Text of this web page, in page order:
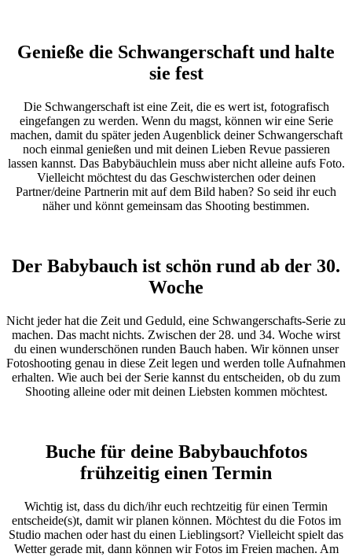
Genieße die Schwangerschaft und halte
sie fest
Die Schwangerschaft ist eine Zeit, die es wert ist, fotografisch
eingefangen zu werden. Wenn du magst, können wir eine Serie
machen, damit du später jeden Augenblick deiner Schwangerschaft
noch einmal genießen und mit deinen Lieben Revue passieren
lassen kannst. Das Babybäuchlein muss aber nicht alleine aufs Foto.
Vielleicht möchtest du das Geschwisterchen oder deinen
Partner/deine Partnerin mit auf dem Bild haben? So seid ihr euch
näher und könnt gemeinsam das Shooting bestimmen.
Der Babybauch ist schön rund ab der 30.
Woche
Nicht jeder hat die Zeit und Geduld, eine Schwangerschafts-Serie zu
machen. Das macht nichts. Zwischen der 28. und 34. Woche wirst
du einen wunderschönen runden Bauch haben. Wir können unser
Fotoshooting genau in diese Zeit legen und werden tolle Aufnahmen
erhalten. Wie auch bei der Serie kannst du entscheiden, ob du zum
Shooting alleine oder mit deinen Liebsten kommen möchtest.
Buche für deine Babybauchfotos
frühzeitig einen Termin
Wichtig ist, dass du dich/ihr euch rechtzeitig für einen Termin
entscheide(s)t, damit wir planen können. Möchtest du die Fotos im
Studio machen oder hast du einen Lieblingsort? Vielleicht spielt das
Wetter gerade mit, dann können wir Fotos im Freien machen. Am